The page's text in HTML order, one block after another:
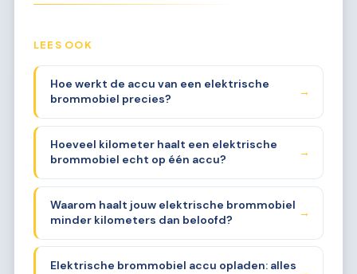
LEES OOK
Hoe werkt de accu van een elektrische
brommobiel precies?
→
Hoeveel kilometer haalt een elektrische
brommobiel echt op één accu?
→
Waarom haalt jouw elektrische brommobiel
minder kilometers dan beloofd?
→
Elektrische brommobiel accu opladen: alles